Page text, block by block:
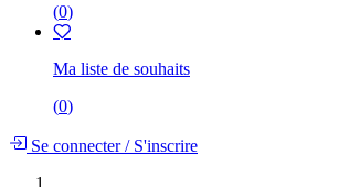
(0)
Ma liste de souhaits
(0)
Se connecter/S'inscrire